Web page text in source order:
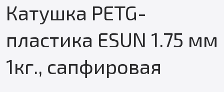
Катушка PETG-
пластика ESUN 1.75 мм
1кг., сапфировая